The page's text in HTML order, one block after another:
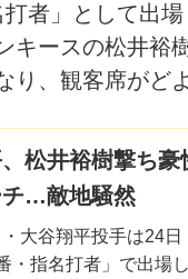
者」として出
キースの松井裕
、観客席がど
松井裕樹撃ち
チ…敵地騒然
・大谷翔平投手は24
・指名打者」で出場